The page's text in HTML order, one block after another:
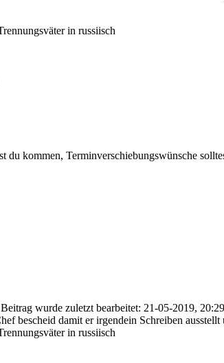
in russiisch
du kommen, Terminverschiebungswünsche
wurde zuletzt bearbeitet: 21-05-2019,
bescheid damit er irgendein Schreiben
in russiisch